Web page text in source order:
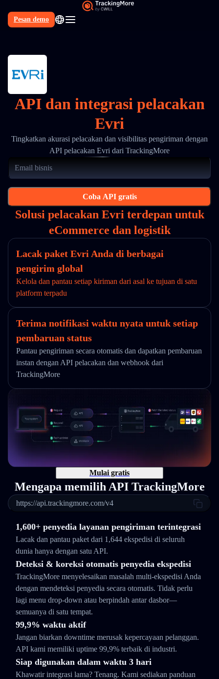
Pesan demo
API dan integrasi pelacakan
Evri
Tingkatkan akurasi pelacakan dan visibilitas pengiriman dengan
API pelacakan Evri dari TrackingMore
Coba API gratis
Solusi pelacakan Evri terdepan untuk
eCommerce dan logistik
Lacak paket Evri Anda di berbagai
pengirim global
Kelola dan pantau setiap kiriman dari asal ke tujuan di satu
platform terpadu
Terima notifikasi waktu nyata untuk setiap
pembaruan status
Pantau pengiriman secara otomatis dan dapatkan pembaruan
instan dengan API pelacakan dan webhook dari
TrackingMore
Mulai gratis
Mengapa memilih API TrackingMore
https://api.trackingmore.com/v4
1,600+ penyedia layanan pengiriman terintegrasi
Lacak dan pantau paket dari 1,644 ekspedisi di seluruh
dunia hanya dengan satu API.
Deteksi & koreksi otomatis penyedia ekspedisi
TrackingMore menyelesaikan masalah multi-ekspedisi Anda
dengan mendeteksi penyedia secara otomatis. Tidak perlu
lagi menu drop-down atau berpindah antar dasbor—
semuanya di satu tempat.
99,9% waktu aktif
Jangan biarkan downtime merusak kepercayaan pelanggan.
API kami memiliki uptime 99,9% terbaik di industri.
Siap digunakan dalam waktu 3 hari
Khawatir integrasi lama? Tenang. Kami sediakan panduan